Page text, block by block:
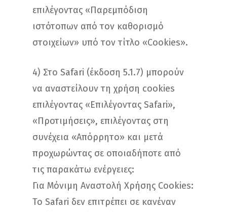
επιλέγοντας «Παρεμπόδιση
ιστότοπων από τον καθορισμό
στοιχείων» υπό τον τίτλο «Cookies».
4) Στο Safari (έκδοση 5.1.7) μπορούν
να αναστείλουν τη χρήση cookies
επιλέγοντας «Επιλέγοντας Safari»,
«Προτιμήσεις», επιλέγοντας στη
συνέχεια «Απόρρητο» και μετά
προχωρώντας σε οποιαδήποτε από
τις παρακάτω ενέργειες:
Για Μόνιμη Αναστολή Χρήσης Cookies:
Το Safari δεν επιτρέπει σε κανέναν